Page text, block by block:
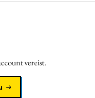
vereist.